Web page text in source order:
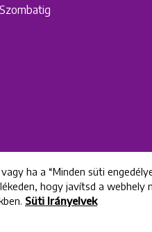
ha a “Minden süti
hogy javítsd a
Süti Irányelvek